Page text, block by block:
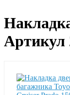
Артикул